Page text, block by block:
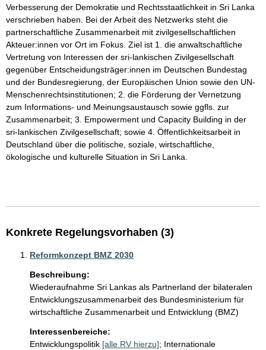
Verbesserung der Demokratie und Rechtsstaatlichkeit in Sri Lanka
verschrieben haben. Bei der Arbeit des Netzwerks steht die
partnerschaftliche Zusammenarbeit mit zivilgesellschaftlichen
Akteuer:innen vor Ort im Fokus. Ziel ist 1. die anwaltschaftliche
Vertretung von Interessen der sri-lankischen Zivilgesellschaft
gegenüber Entscheidungsträger:innen im Deutschen Bundestag
und der Bundesregierung, der Europäischen Union sowie den UN-
Menschenrechtsinstitutionen; 2. die Förderung der Vernetzung
zum Informations- und Meinungsaustausch sowie ggfls. zur
Zusammenarbeit; 3. Empowerment und Capacity Building in der
sri-lankischen Zivilgesellschaft; sowie 4. Öffentlichkeitsarbeit in
Deutschland über die politische, soziale, wirtschaftliche,
ökologische und kulturelle Situation in Sri Lanka.
Konkrete Regelungsvorhaben (3)
Reformkonzept BMZ 2030
Beschreibung:
Wiederaufnahme Sri Lankas als Partnerland der bilateralen
Entwicklungszusammenarbeit des Bundesministerium für
wirtschaftliche Zusammenarbeit und Entwicklung (BMZ)
Interessenbereiche:
Entwicklungspolitik [alle RV hierzu]; Internationale